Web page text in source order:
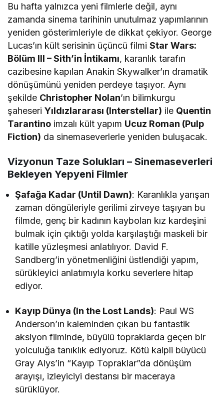
Bu hafta yalnızca yeni filmlerle değil, aynı
zamanda sinema tarihinin unutulmaz yapımlarının
yeniden gösterimleriyle de dikkat çekiyor. George
Lucas’ın kült serisinin üçüncü filmiStar Wars:
Bölüm III – Sith’in İntikamı, karanlık tarafın
cazibesine kapılan Anakin Skywalker’ın dramatik
dönüşümünü yeniden perdeye taşıyor. Aynı
şekilde Christopher Nolan’ın bilimkurgu
şaheseriYıldızlararası (Interstellar) ile Quentin
Tarantino imzalı kült yapım Ucuz Roman (Pulp
Fiction) da sinemaseverlerle yeniden buluşacak.
Vizyonun Taze Solukları – Sinemaseverleri
Bekleyen Yepyeni Filmler
Şafağa Kadar (Until Dawn): Karanlıkla yarışan
zaman döngüleriyle gerilimi zirveye taşıyan bu
filmde, genç bir kadının kaybolan kız kardeşini
bulmak için çıktığı yolda karşılaştığı maskeli bir
katille yüzleşmesi anlatılıyor. David F.
Sandberg’in yönetmenliğini üstlendiği yapım,
sürükleyici anlatımıyla korku severlere hitap
ediyor.
Kayıp Dünya (In the Lost Lands): Paul WS
Anderson’ın kaleminden çıkan bu fantastik
aksiyon filminde, büyülü topraklarda geçen bir
yolculuğa tanıklık ediyoruz. Kötü kalpli büyücü
Gray Alys’in “Kayıp Topraklar”da dönüşüm
arayışı, izleyiciyi destansı bir maceraya
sürüklüyor.